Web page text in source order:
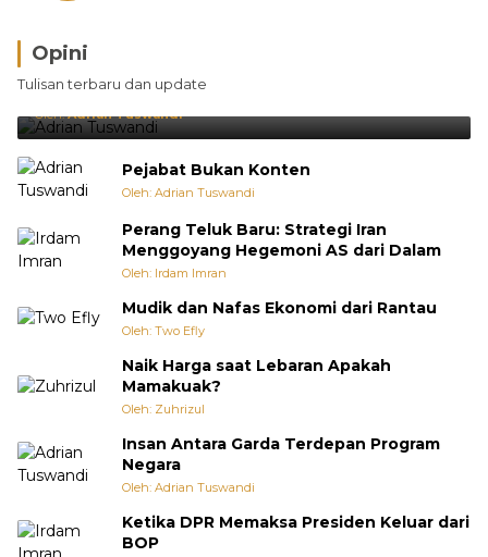
Opini
Tulisan terbaru dan update
Brasil Lebih Diunggulkan, tetapi Jepang Selalu
Punya Cara Membuat Kejutan
Oleh:Adrian Tuswandi
Pejabat Bukan Konten
Oleh: Adrian Tuswandi
Perang Teluk Baru: Strategi Iran
Menggoyang Hegemoni AS dari Dalam
Oleh: Irdam Imran
Mudik dan Nafas Ekonomi dari Rantau
Oleh: Two Efly
Naik Harga saat Lebaran Apakah
Mamakuak?
Oleh: Zuhrizul
Insan Antara Garda Terdepan Program
Negara
Oleh: Adrian Tuswandi
Ketika DPR Memaksa Presiden Keluar dari
BOP